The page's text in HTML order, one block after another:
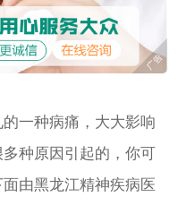
一种病痛，大大影响
种原因引起的，你可
由黑龙江精神疾病医